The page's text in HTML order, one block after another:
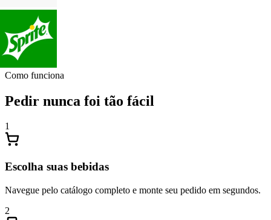
Como funciona
Pedir nunca foi tão fácil
1
Escolha suas bebidas
Navegue pelo catálogo completo e monte seu pedido em segundos.
2